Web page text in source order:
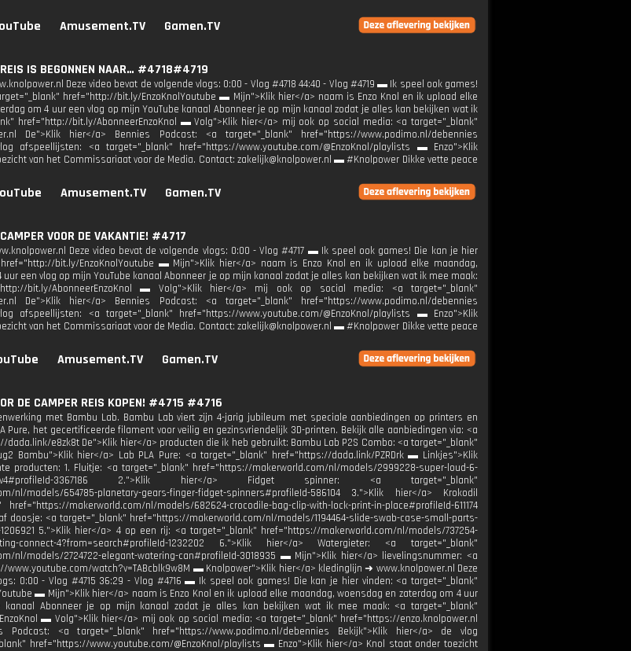
Amusement.TV Gamen.TV
IS BEGONNEN NAAR… #4718#4719
Deze video bevat de volgende vlogs: 0:00 - Vlog #4718 44:40 - Vlog #4719 ▬ Ik speel ook games!
href="http://bit.ly/EnzoKnolYoutube ▬ Mijn">Klik hier</a> naam is Enzo Knol en ik upload elke
om 4 uur een vlog op mijn YouTube kanaal Abonneer je op mijn kanaal zodat je alles kan bekijken wat ik
href="http://bit.ly/AbonneerEnzoKnol ▬ Volg">Klik hier</a> mij ook op social media: <a target="_blank"
De">Klik hier</a> Bennies Podcast: <a target="_blank" href="https://www.podimo.nl/debennies
afspeellijsten: <a target="_blank" href="https://www.youtube.com/@EnzoKnol/playlists ▬ Enzo">Klik
van het Commissariaat voor de Media. Contact: zakelijk@knolpower.nl ▬ #Knolpower Dikke vette peace
Amusement.TV Gamen.TV
VOOR DE VAKANTIE! #4717
Deze video bevat de volgende vlogs: 0:00 - Vlog #4717 ▬ Ik speel ook games! Die kan je hier
bit.ly/EnzoKnolYoutube ▬ Mijn">Klik hier</a> naam is Enzo Knol en ik upload elke maandag,
een vlog op mijn YouTube kanaal Abonneer je op mijn kanaal zodat je alles kan bekijken wat ik mee maak:
bit.ly/AbonneerEnzoKnol ▬ Volg">Klik hier</a> mij ook op social media: <a target="_blank"
De">Klik hier</a> Bennies Podcast: <a target="_blank" href="https://www.podimo.nl/debennies
afspeellijsten: <a target="_blank" href="https://www.youtube.com/@EnzoKnol/playlists ▬ Enzo">Klik
van het Commissariaat voor de Media. Contact: zakelijk@knolpower.nl ▬ #Knolpower Dikke vette peace
Amusement.TV Gamen.TV
DE CAMPER REIS KOPEN! #4715 #4716
met Bambu Lab. Bambu Lab viert zijn 4-jarig jubileum met speciale aanbiedingen op printers en
Pure, het gecertificeerde filament voor veilig en gezinsvriendelijk 3D-printen. Bekijk alle aanbiedingen via: <a
e8zk8t De">Klik hier</a> producten die ik heb gebruikt: Bambu Lab P2S Combo: <a target="_blank"
Bambu">Klik hier</a> Lab PLA Pure: <a target="_blank" href="https://dada.link/PZRDrk ▬ Linkjes">Klik
producten: 1.⁠ ⁠Fluitje: <a target="_blank" href="https://makerworld.com/nl/models/2999228-super-loud-6-
v4#profileId-3367186 2.⁠">Klik hier</a> ⁠Fidget spinner: <a target="_blank"
nl/models/654785-planetary-gears-finger-fidget-spinners#profileId-586104 3.⁠">Klik hier</a> ⁠Krokodil
makerworld.com/nl/models/682624-crocodile-bag-clip-with-lock-print-in-place#profileId-611174
doosje: <a target="_blank" href="https://makerworld.com/nl/models/1194464-slide-swab-case-small-parts-
5.⁠">Klik hier</a> ⁠4 op een rij: <a target="_blank" href="https://makerworld.com/nl/models/737254-
connect-4?from=search#profileId-1232202 6.⁠">Klik hier</a> ⁠Watergieter: <a target="_blank"
nl/models/2724722-elegant-watering-can#profileId-3018935 ▬ Mijn">Klik hier</a> lievelingsnummer: <a
watch?v=TABcblk9w8M ▬ Knolpower">Klik hier</a> kledinglijn ➜ www.knolpower.nl Deze
0:00 - Vlog #4715 36:29 - Vlog #4716 ▬ Ik speel ook games! Die kan je hier vinden: <a target="_blank"
▬ Mijn">Klik hier</a> naam is Enzo Knol en ik upload elke maandag, woensdag en zaterdag om 4 uur
kanaal Abonneer je op mijn kanaal zodat je alles kan bekijken wat ik mee maak: <a target="_blank"
▬ Volg">Klik hier</a> mij ook op social media: <a target="_blank" href="https://enzo.knolpower.nl
Podcast: <a target="_blank" href="https://www.podimo.nl/debennies Bekijk">Klik hier</a> de vlog
href="https://www.youtube.com/@EnzoKnol/playlists ▬ Enzo">Klik hier</a> Knol staat onder toezicht